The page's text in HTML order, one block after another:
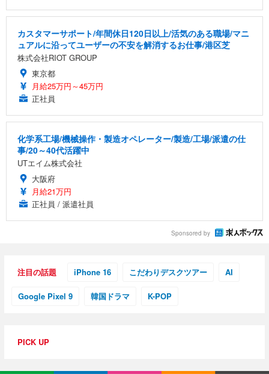
カスタマーサポート/年間休日120日以上/活気のある職場/マニ
ュアルに沿ってユーザーの不安を解消するお仕事/港区芝
株式会社RIOT GROUP
東京都
月給25万円～45万円
正社員
化学系工場/機械操作・製造オペレーター/製造/工場/派遣の仕
事/20～40代活躍中
UTエイム株式会社
大阪府
月給21万円
正社員 / 派遣社員
Sponsored by
注目の話題 iPhone 16 こだわりデスクツアー AI
Google Pixel 9 韓国ドラマ K-POP
PICK UP